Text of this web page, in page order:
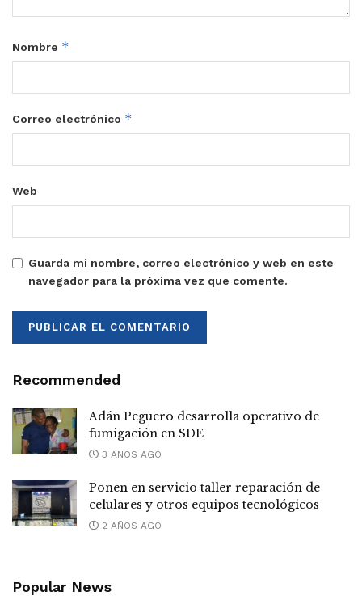
Nombre *
Correo electrónico *
Web
Guarda mi nombre, correo electrónico y web en este
navegador para la próxima vez que comente.
Recommended
Adán Peguero desarrolla operativo de
fumigación en SDE
3 AÑOS AGO
Ponen en servicio taller reparación de
celulares y otros equipos tecnológicos
2 AÑOS AGO
Popular News